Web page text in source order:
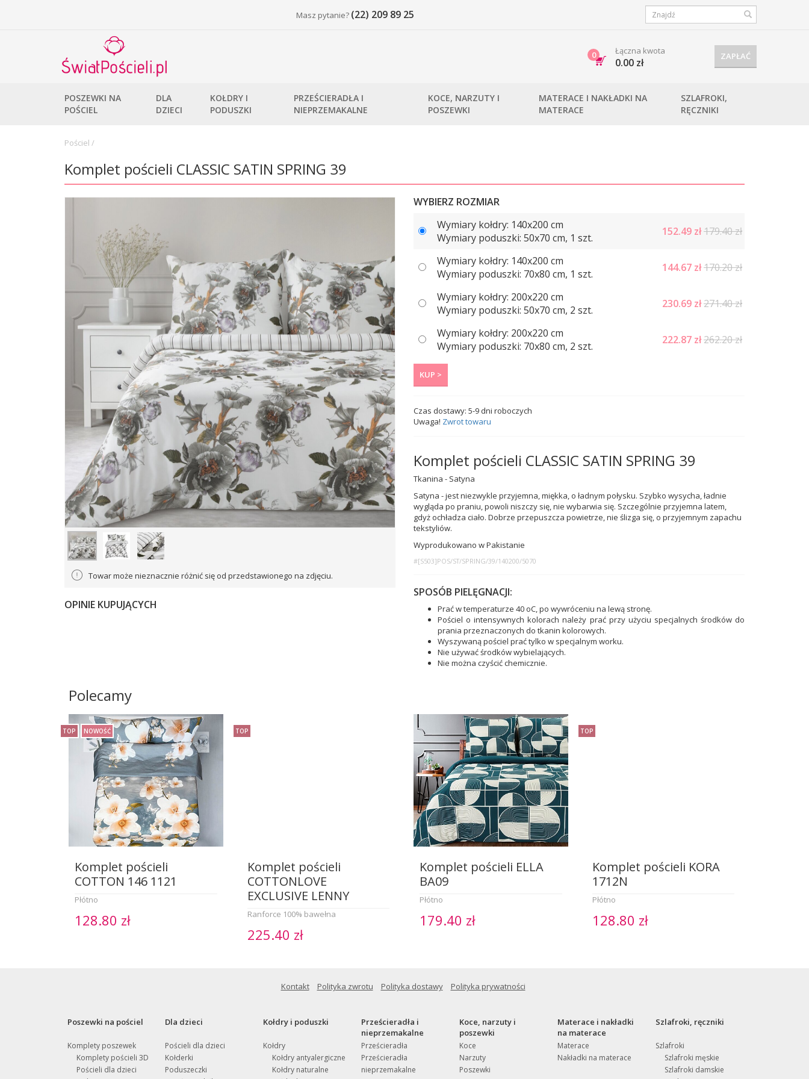
Masz pytanie? (22) 209 89 25
0 Łączna kwota
0.00 zł ZAPŁAĆ
POSZEWKI NA
POŚCIEL
DLA
DZIECI
KOŁDRY I
PODUSZKI
PRZEŚCIERADŁA I
NIEPRZEMAKALNE
KOCE, NARZUTY I
POSZEWKI
MATERACE I NAKŁADKI NA
MATERACE
SZLAFROKI,
RĘCZNIKI
Pościel /
Komplet pościeli CLASSIC SATIN SPRING 39
Towar może nieznacznie różnić się od przedstawionego na zdjęciu.
OPINIE KUPUJĄCYCH
WYBIERZ ROZMIAR
Wymiary kołdry: 140x200 cm
Wymiary poduszki: 50x70 cm, 1 szt.
152.49 zł179.40 zł
Wymiary kołdry: 140x200 cm
Wymiary poduszki: 70x80 cm, 1 szt.
144.67 zł170.20 zł
Wymiary kołdry: 200x220 cm
Wymiary poduszki: 50x70 cm, 2 szt.
230.69 zł271.40 zł
Wymiary kołdry: 200x220 cm
Wymiary poduszki: 70x80 cm, 2 szt.
222.87 zł262.20 zł
KUP >
Czas dostawy: 5-9 dni roboczych
Uwaga! Zwrot towaru
Komplet pościeli CLASSIC SATIN SPRING 39
Tkanina - Satyna
Satyna - jest niezwykle przyjemna, miękka, o ładnym połysku. Szybko wysycha, ładnie
wygląda po praniu, powoli niszczy się, nie wybarwia się. Szczególnie przyjemna latem,
gdyż ochładza ciało. Dobrze przepuszcza powietrze, nie ślizga się, o przyjemnym zapachu
tekstyliów.
Wyprodukowano w Pakistanie
#[S503]POS/ST/SPRING/39/140200/5070
SPOSÓB PIELĘGNACJI:
Prać w temperaturze 40 oC, po wywróceniu na lewą stronę.
Pościel o intensywnych kolorach należy prać przy użyciu specjalnych środków do
prania przeznaczonych do tkanin kolorowych.
Wyszywaną pościel prać tylko w specjalnym worku.
Nie używać środków wybielających.
Nie można czyścić chemicznie.
Polecamy
TOP NOWOŚĆ
Komplet pościeli
COTTON 146 1121
Płótno
128.80 zł
TOP
Komplet pościeli
COTTONLOVE
EXCLUSIVE LENNY
Ranforce 100% bawełna
225.40 zł
Komplet pościeli ELLA
BA09
Płótno
179.40 zł
TOP
Komplet pościeli KORA
1712N
Płótno
128.80 zł
Kontakt Polityka zwrotu Polityka dostawy Polityka prywatności
Poszewki na pościel
Komplety poszewek
Komplety pościeli 3D
Pościeli dla dzieci
Dla dzieci
Pościeli dla dzieci
Kołderki
Poduszeczki
Kołdry i poduszki
Kołdry
Kołdry antyalergiczne
Kołdry naturalne
Prześcieradła i
nieprzemakalne
Prześcieradła
Prześcieradła
nieprzemakalne
Koce, narzuty i
poszewki
Koce
Narzuty
Poszewki
Materace i nakładki
na materace
Materace
Nakładki na materace
Szlafroki, ręczniki
Szlafroki
Szlafroki męskie
Szlafroki damskie